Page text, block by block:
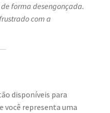
forma desengonçada.
com a
disponíveis para
você representa uma